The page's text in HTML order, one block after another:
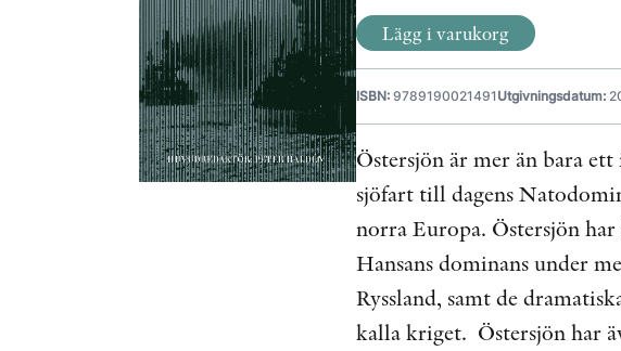
Lägg i varukorg
ISBN: 9789190021491 Utgivningsdatum:
Östersjön är mer än bara
sjöfart till dagens
norra Europa. Östersjön
Hansans dominans under
Ryssland, samt de
kalla kriget. Östersjön har